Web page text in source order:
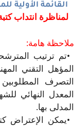
الأولية
انتداب كتبة
هامة:
ترتيب
التقني
المطلوبين
النهائي
بها .
الإعتراض